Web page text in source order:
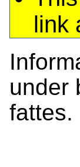
link
under
fattes.